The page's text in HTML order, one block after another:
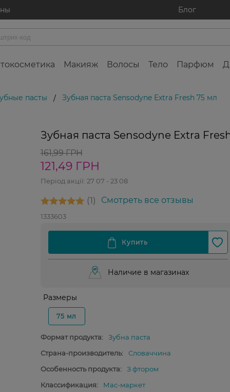
Блог
Макияж Волосы Тело Парфюм
пасты / Зубная паста Sensodyne Extra Fresh 75 мл
Зубная паста Sensodyne Extra
161,99 ГРН
121,49 ГРН
Період акції: 27 07 - 23 08
1 Смотреть все отзывы
1333603
Наличие в магазинах
Размеры
75 мл
Формат продукта:
Зубна паста
Страна-производитель:
Словаччина
Особенность продукта:
З фтором
Классификация:
Мас-маркет